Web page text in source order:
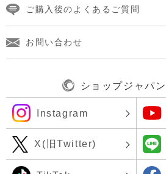
ご購入後のよくあるご質問
お問い合わせ
ショップジャパ
Instagram
X(旧Twitter)